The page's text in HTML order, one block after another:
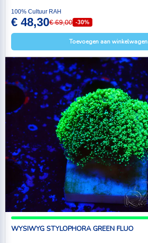
100% Cultuur RAH
€ 48,30€ 69,00 -30%
Toevoegen aan winkelwagen
WYSIWYG STYLOPHORA GREEN FLUO